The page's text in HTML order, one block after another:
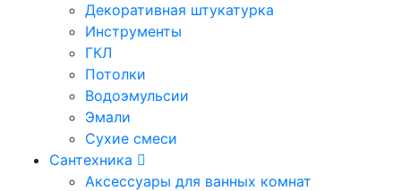
Декоративная штукатурка
Инструменты
ГКЛ
Потолки
Водоэмульсии
Эмали
Сухие смеси
Сантехника
Аксессуары для ванных комнат